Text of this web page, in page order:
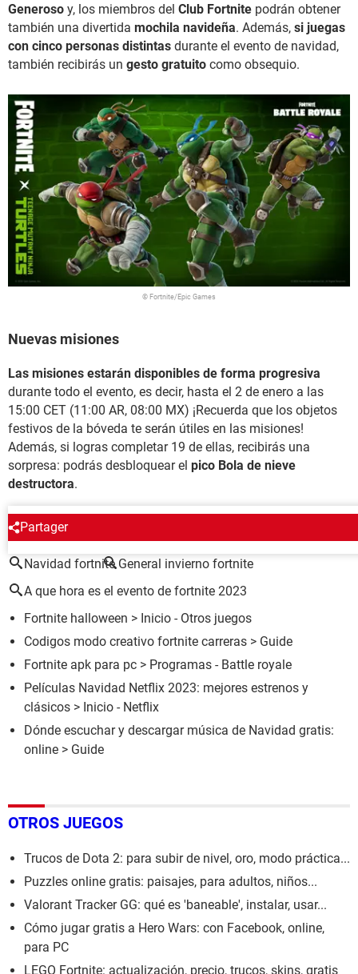
Generoso y, los miembros del Club Fortnite podrán obtener
también una divertida mochila navideña. Además, si juegas
con cinco personas distintas durante el evento de navidad,
también recibirás un gesto gratuito como obsequio.
© Fortnite/Epic Games
Nuevas misiones
Las misiones estarán disponibles de forma progresiva
durante todo el evento, es decir, hasta el 2 de enero a las
15:00 CET (11:00 AR, 08:00 MX) ¡Recuerda que los objetos
festivos de la bóveda te serán útiles en las misiones!
Además, si logras completar 19 de ellas, recibirás una
sorpresa: podrás desbloquear el pico Bola de nieve
destructora.
Partager
ALREDEDOR DEL MISMO TEMA
Navidad fortnite General invierno fortnite
A que hora es el evento de fortnite 2023
Fortnite halloween > Inicio - Otros juegos
Codigos modo creativo fortnite carreras > Guide
Fortnite apk para pc > Programas - Battle royale
Películas Navidad Netflix 2023: mejores estrenos y
clásicos > Inicio - Netflix
Dónde escuchar y descargar música de Navidad gratis:
online > Guide
OTROS JUEGOS
Trucos de Dota 2: para subir de nivel, oro, modo práctica...
Puzzles online gratis: paisajes, para adultos, niños...
Valorant Tracker GG: qué es 'baneable', instalar, usar...
Cómo jugar gratis a Hero Wars: con Facebook, online,
para PC
LEGO Fortnite: actualización, precio, trucos, skins, gratis